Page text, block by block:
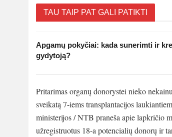
TAU TAIP PAT GALI PATIKTI
Apgamų pokyčiai: kada sunerimti ir
gydytoją?
Pritarimas organų donorystei nieko
sveikatą 7-iems transplantacijos
ministerijos / NTB praneša apie lapkričio
užregistruotus 18-a potencialių donorų ir